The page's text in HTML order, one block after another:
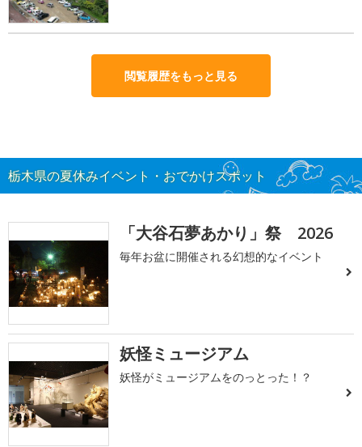
閲覧履歴をもっと見る
栃木県の夏休みイベント・おでかけスポット
「大谷石夢あかり」祭 2026
毎年お盆に開催される幻想的なイベント
妖怪ミュージアム
妖怪がミュージアムをのっとった！？